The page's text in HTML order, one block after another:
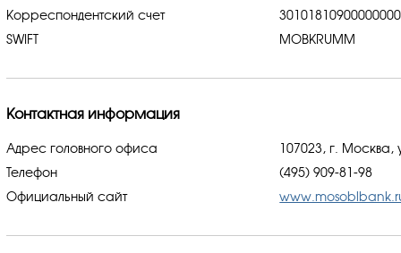
Корреспондентский счет
SWIFT
MOBKRUMM
Контактная информация
Адрес головного офиса
107023, г. Москва,
Телефон
(495) 909-81-98
Официальный сайт